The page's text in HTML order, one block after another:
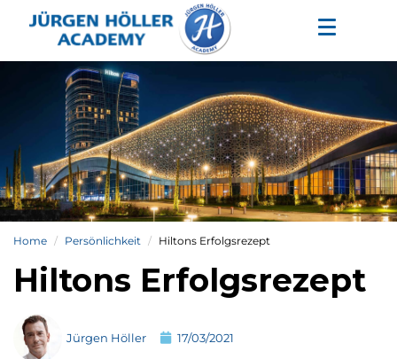
Home Persönlichkeit Hiltons Erfolgsrezept
Hiltons Erfolgsrezept
Jürgen Höller 17/03/2021